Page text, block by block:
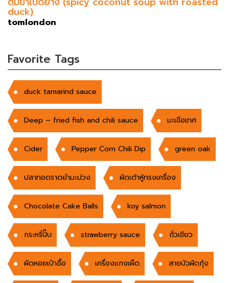
duck)
tomlondon
Favorite Tags
duck tamarind sauce
Deep – fried fish and chili sauce มะเขือเทศ
Cider Pepper Corn Chili Dip green oak
ปลาทอดราดยำมะม่วง ผัดเต้าหู้ทรงเครื่อง
Chocolate Cake Balls koy salmon
กระหรี่ปั๊บ strawberry sauce ถั่วเขียว
ผัดหอยเป๋าอื้อ เครื่องแกงเผ็ด สายบัวผัดกุ้ง